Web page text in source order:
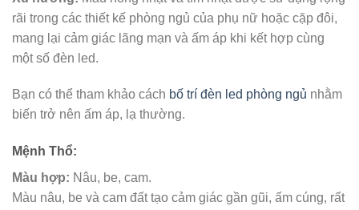
rãi trong các thiết kế phòng ngủ của phụ nữ hoặc cặp đôi,
mang lại cảm giác lãng mạn và ấm áp khi kết hợp cùng
một số đèn led.
Bạn có thể tham khảo cách bố trí đèn led phòng ngủ nhằm
biến trở nên ấm áp, lạ thường.
Mệnh Thổ:
Màu hợp: Nâu, be, cam.
Màu nâu, be và cam đất tạo cảm giác gần gũi, ấm cúng, rất